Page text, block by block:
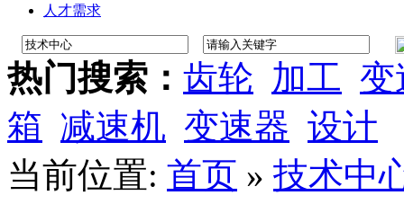
人才需求
热门搜索： 齿轮 加工 变
箱 减速机 变速器 设计
当前位置: 首页 » 技术中